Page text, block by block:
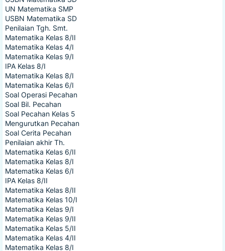
UN Matematika SMP
USBN Matematika SD
Penilaian Tgh. Smt.
Matematika Kelas 8/II
Matematika Kelas 4/I
Matematika Kelas 9/I
IPA Kelas 8/I
Matematika Kelas 8/I
Matematika Kelas 6/I
Soal Operasi Pecahan
Soal Bil. Pecahan
Soal Pecahan Kelas 5
Mengurutkan Pecahan
Soal Cerita Pecahan
Penilaian akhir Th.
Matematika Kelas 6/II
Matematika Kelas 8/I
Matematika Kelas 6/I
IPA Kelas 8/II
Matematika Kelas 8/II
Matematika Kelas 10/I
Matematika Kelas 9/I
Matematika Kelas 9/II
Matematika Kelas 5/II
Matematika Kelas 4/II
Matematika Kelas 8/I